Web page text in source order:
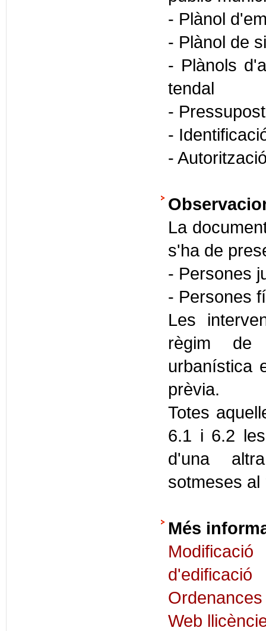
- Plànol
- Plànol de
- Plànols
tendal
- Pressupost
-
-
La
s'ha de
- Persones
- Persones
Les
règim de
urbanística
prèvia.
Totes
6.1 i 6.2
d'una
sotmeses al
Més
d'edificació
Web